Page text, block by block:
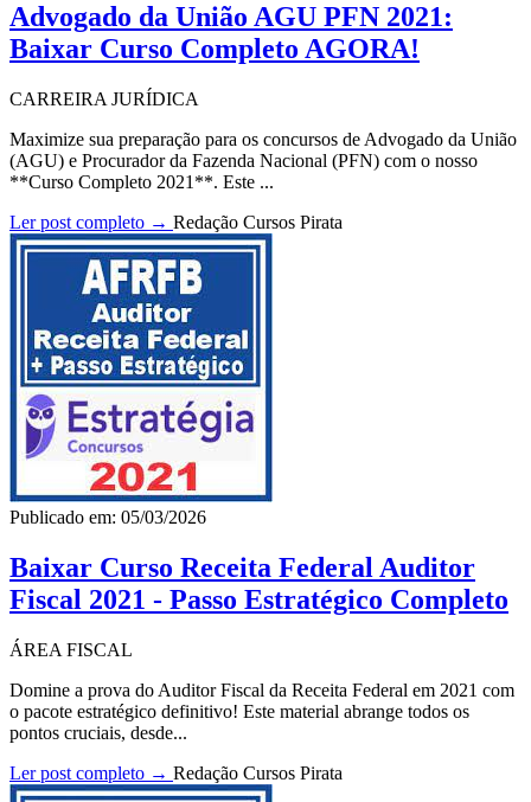
Advogado da União AGU PFN 2021:
Baixar Curso Completo AGORA!
CARREIRA JURÍDICA
Maximize sua preparação para os concursos de Advogado da União
(AGU) e Procurador da Fazenda Nacional (PFN) com o nosso
**Curso Completo 2021**. Este ...
Ler post completo → Redação Cursos Pirata
Publicado em: 05/03/2026
Baixar Curso Receita Federal Auditor
Fiscal 2021 - Passo Estratégico Completo
ÁREA FISCAL
Domine a prova do Auditor Fiscal da Receita Federal em 2021 com
o pacote estratégico definitivo! Este material abrange todos os
pontos cruciais, desde...
Ler post completo → Redação Cursos Pirata